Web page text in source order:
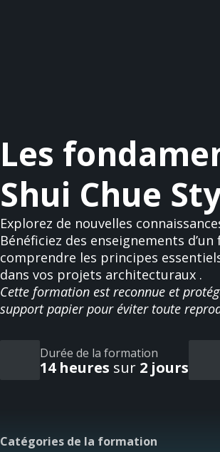
Les
Shui Chue
Explorez de nouvelles
Bénéficiez des enseignements
comprendre les principes
dans vos projets architecturaux .
Cette formation est reconnue et
support papier pour éviter toute
Durée de la formation
14 heures sur 2 jours
Catégories de la formation